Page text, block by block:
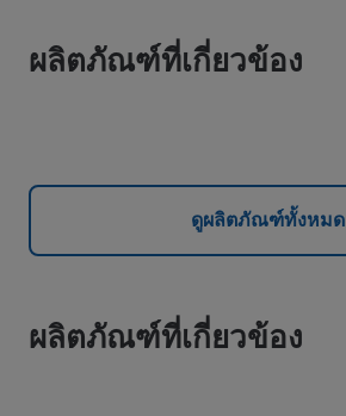
ผลิตภัณฑ์ที่เกี่ยวข้อง
ดูผลิตภัณฑ์ทั้งหมด
ผลิตภัณฑ์ที่เกี่ยวข้อง